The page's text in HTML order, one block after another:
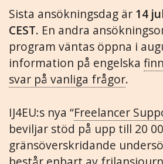
Sista ansökningsdag är 14
CEST. En andra
program väntas öppna i
information på engelska
svar på vanliga frågor.
IJ4EU:s nya “Freelancer
beviljar stöd på upp till 20
gränsöverskridande